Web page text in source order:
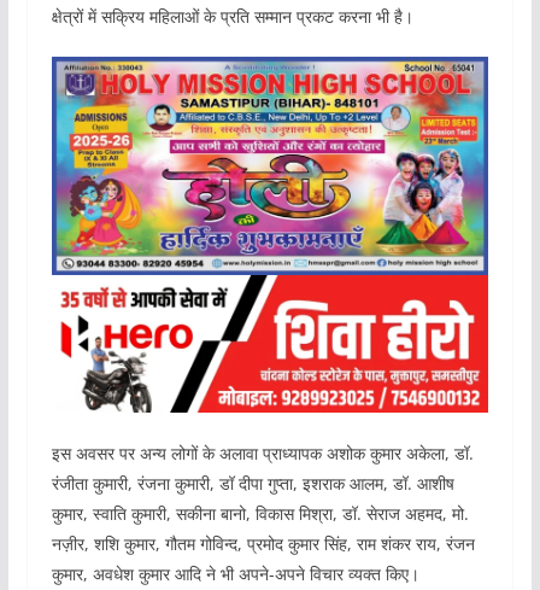
क्षेत्रों में सक्रिय महिलाओं के प्रति सम्मान प्रकट करना भी है।
इस अवसर पर अन्य लोगों के अलावा प्राध्यापक अशोक कुमार अकेला, डॉ.
रंजीता कुमारी, रंजना कुमारी, डॉ दीपा गुप्ता, इशराक आलम, डॉ. आशीष
कुमार, स्वाति कुमारी, सकीना बानो, विकास मिश्रा, डॉ. सेराज अहमद, मो.
नज़ीर, शशि कुमार, गौतम गोविन्द, प्रमोद कुमार सिंह, राम शंकर राय, रंजन
कुमार, अवधेश कुमार आदि ने भी अपने-अपने विचार व्यक्त किए।